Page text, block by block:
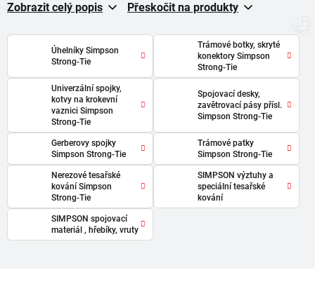
Zobrazit celý popis Přeskočit na produkty
Úhelníky Simpson
Strong-Tie
Trámové botky, skryté
konektory Simpson
Strong-Tie
Univerzální spojky,
kotvy na krokevní
vaznici Simpson
Strong-Tie
Spojovací desky,
zavětrovací pásy přísl.
Simpson Strong-Tie
Gerberovy spojky
Simpson Strong-Tie
Trámové patky
Simpson Strong-Tie
Nerezové tesařské
kování Simpson
Strong-Tie
SIMPSON výztuhy a
speciální tesařské
kování
SIMPSON spojovací
materiál , hřebíky, vruty